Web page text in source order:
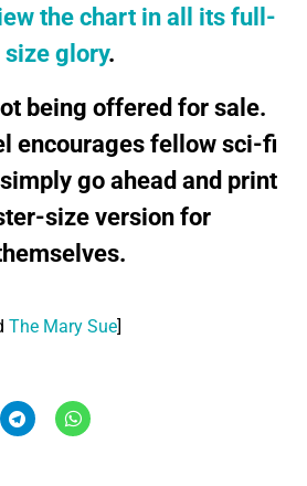
the chart in all its full-
size glory.
being offered for sale.
encourages fellow sci-fi
go ahead and print
size version for
The Mary Sue]